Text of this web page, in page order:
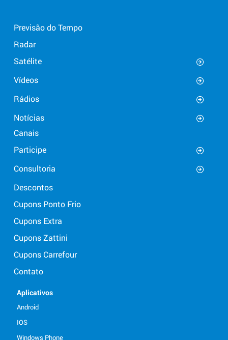
Previsão do Tempo
Radar
Satélite
Vídeos
Rádios
Notícias
Canais
Participe
Consultoria
Descontos
Cupons Ponto Frio
Cupons Extra
Cupons Zattini
Cupons Carrefour
Contato
Aplicativos
Android
IOS
Windows Phone